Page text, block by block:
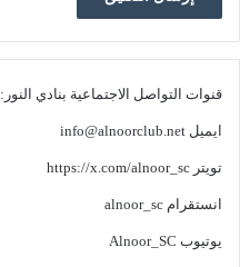
قنوات التواصل الاجتماعية بنادي النور:
ايميل info@alnoorclub.net
تويتر https://x.com/alnoor_sc
انستقرام alnoor_sc
يوتيوب Alnoor_SC